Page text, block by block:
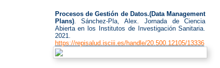
de
Datos
Procesos de Gestión de Datos.(Data Management
Plans). Sánchez-Pla, Alex. Jornada de Ciencia
Abierta en los Institutos de Investigación Sanitaria.
2021.
https://repisalud.isciii.es/handle/20.500.12105/13336